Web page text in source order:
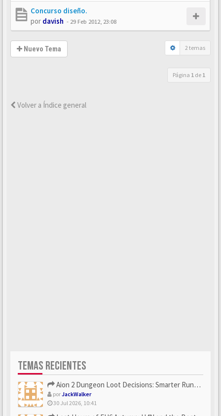
Concurso diseño.
por davish - 29 Feb 2012, 23:08
Nuevo Tema 2 temas
Página 1 de 1
Volver a Índice general
TEMAS RECIENTES
Aion 2 Dungeon Loot Decisions: Smarter Runs With U4N
porJackWalker
30 Jul 2026, 10:41